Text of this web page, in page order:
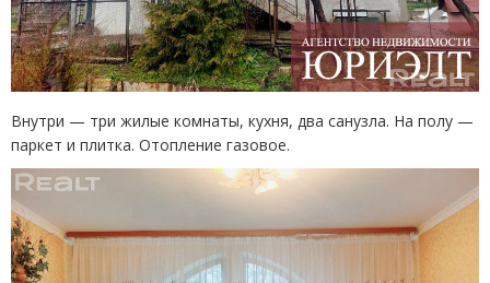
Внутри — три жилые комнаты, кухня, два санузла. На полу —
паркет и плитка. Отопление газовое.